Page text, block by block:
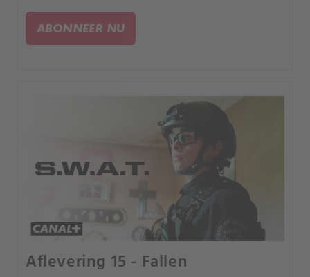
jaarlijkse wedstrijd politie versus brandweer.
ABONNEER NU
Aflevering 15 - Fallen